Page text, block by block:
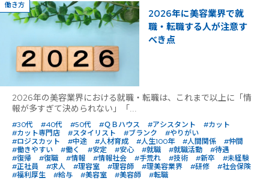
働き方
2026年に美容業界で就
職・転職する人が注意す
べき点
2026年の美容業界における就職・転職は、これまで以上に「情
報が多すぎて決められない」「...
#30代 #40代 #50代 #ＱＢハウス #アシスタント
#カット
#カット専門店
#スタイリスト #ブランク
#やりがい
#ロジスカット
#中途 #人材育成 #人生100年 #人間関係
#仲間
#働きやすい
#働く #安定 #安心 #就職 #就職活動
#待遇
#復帰
#復職 #情報 #情報社会 #手荒れ #技術 #新卒
#未経験
#正社員
#求人 #理容室 #理容師 #理美容業界 #研修
#社会保険
#福利厚生
#給与 #美容室 #美容師 #転職